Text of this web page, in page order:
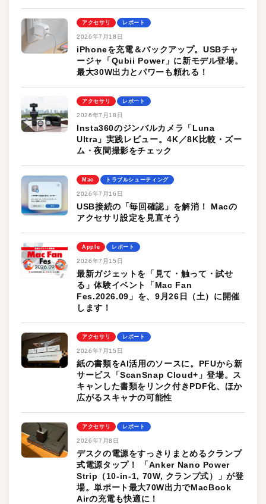
アクセサリ レポート
2026年7月18日
iPhoneを充電＆バックアップ。USBチャ
ージャ「Qubii Power」に新モデル登場。
最大30W出力とパワーも頼れる！
アクセサリ レポート
2026年7月18日
Insta360のジンバルカメラ「Luna
Ultra」実践レビュー。4K／8K比較・ズー
ム・夜間撮影をチェック
Mac トラブルシューティング
2026年7月16日
USB接続の「毎回確認」を解消！ Macの
アクセサリ設定を見直そう
Apple レポート
2026年7月15日
最新ガジェットを「見て・触って・試せ
る」体験イベント「Mac Fan
Fes.2026.09」を、9月26日（土）に開催
します！
アクセサリ レポート
2026年7月15日
紙の書類をAI活用のソースに。PFUから新
サービス「ScanSnap Cloud+」登場。ス
キャンした書類をリンク付きPDF化、ほか
広がるスキャナの可能性
アクセサリ レポート
2026年7月8日
デスクの電源をすっきりまとめるクランプ
式電源タップ！ 「Anker Nano Power
Strip（10-in-1, 70W, クランプ式）」が登
場。単ポート最大70W出力でMacBook
Airの充電も快適に！